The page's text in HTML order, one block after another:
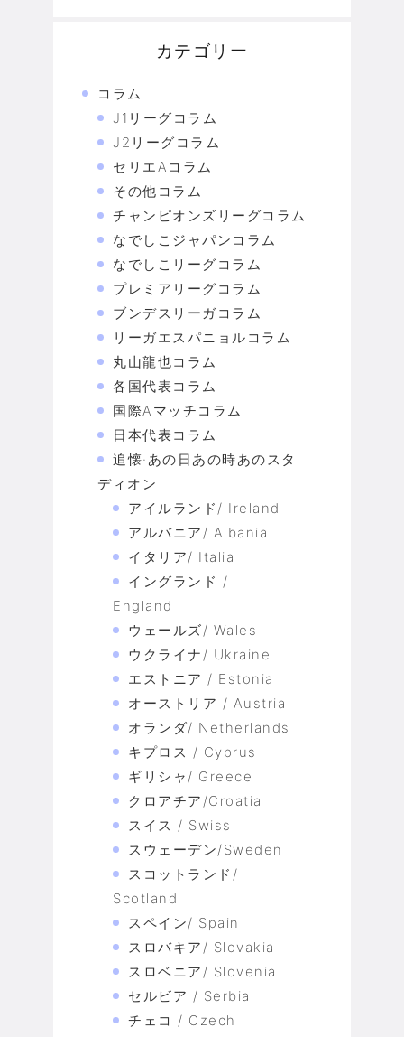
カテゴリー
コラム
J1リーグコラム
J2リーグコラム
セリエAコラム
その他コラム
チャンピオンズリーグコラム
なでしこジャパンコラム
なでしこリーグコラム
プレミアリーグコラム
ブンデスリーガコラム
リーガエスパニョルコラム
丸山龍也コラム
各国代表コラム
国際Aマッチコラム
日本代表コラム
追懐·あの日あの時あのスタ
ディオン
アイルランド/ Ireland
アルバニア/ Albania
イタリア/ Italia
イングランド /
England
ウェールズ/ Wales
ウクライナ/ Ukraine
エストニア / Estonia
オーストリア / Austria
オランダ/ Netherlands
キプロス / Cyprus
ギリシャ/ Greece
クロアチア/Croatia
スイス / Swiss
スウェーデン/Sweden
スコットランド/
Scotland
スペイン/ Spain
スロバキア/ Slovakia
スロベニア/ Slovenia
セルビア / Serbia
チェコ / Czech